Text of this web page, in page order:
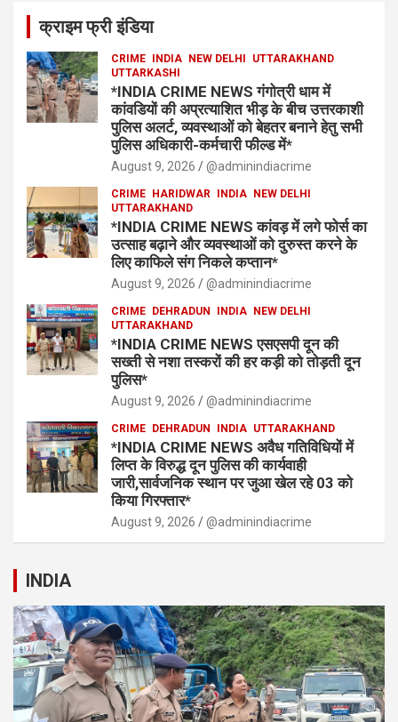
क्राइम फ्री इंडिया
CRIME INDIA NEW DELHI
UTTARAKHAND
UTTARKASHI
*INDIA CRIME NEWS गंगोत्री धाम में
कांवडियों की अप्रत्याशित भीड़ के बीच उत्तरकाशी
पुलिस अलर्ट, व्यवस्थाओं को बेहतर बनाने हेतु सभी
पुलिस अधिकारी-कर्मचारी फील्ड में*
August 9, 2026 @adminindiacrime
CRIME HARIDWAR INDIA NEW DELHI
UTTARAKHAND
*INDIA CRIME NEWS कांवड़ में लगे फोर्स का
उत्साह बढ़ाने और व्यवस्थाओं को दुरुस्त करने के
लिए काफिले संग निकले कप्तान*
August 9, 2026 @adminindiacrime
CRIME DEHRADUN INDIA NEW DELHI
UTTARAKHAND
*INDIA CRIME NEWS एसएसपी दून की
सख्ती से नशा तस्करों की हर कड़ी को तोड़ती दून
पुलिस*
August 9, 2026 @adminindiacrime
CRIME DEHRADUN INDIA UTTARAKHAND
*INDIA CRIME NEWS अवैध गतिविधियों में
लिप्त के विरुद्ध दून पुलिस की कार्यवाही
जारी,सार्वजनिक स्थान पर जुआ खेल रहे 03 को
किया गिरफ्तार*
August 9, 2026 @adminindiacrime
INDIA